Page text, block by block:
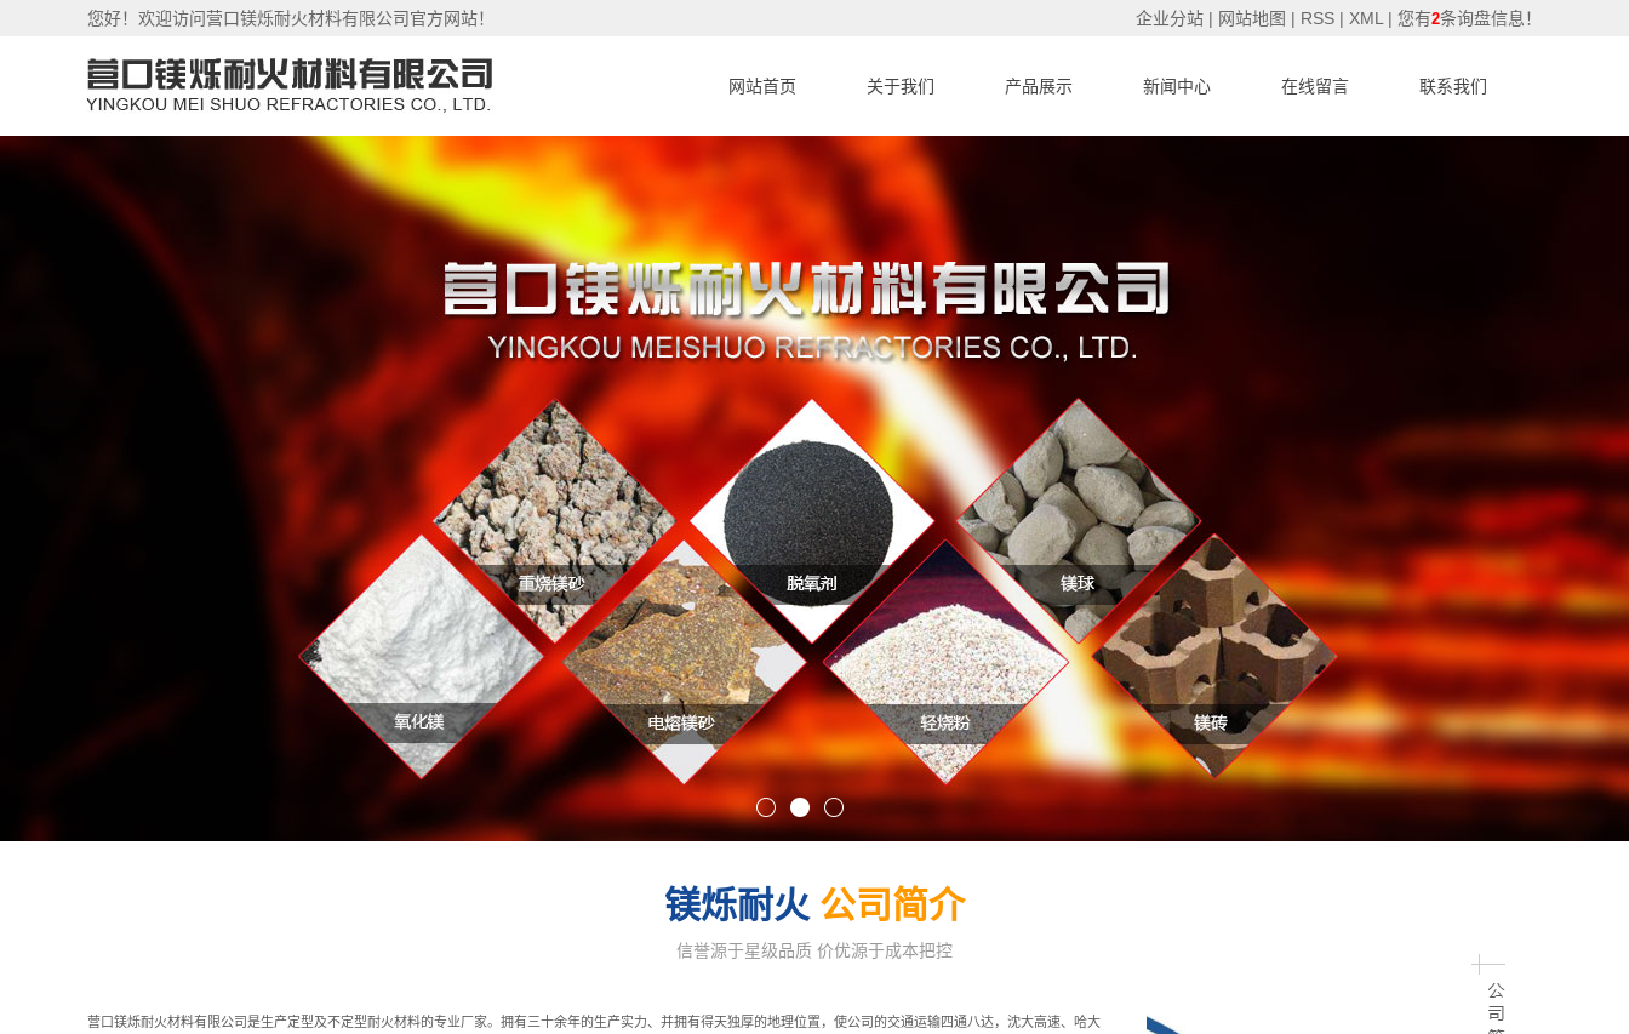
您好！欢迎访问营口镁烁耐火材料有限公司官方网站！ 企业分站 | 网站地图 | RSS | XML | 您有2条询盘信息！
网站首页 关于我们 产品展示 新闻中心 在线留言 联系我们
镁烁耐火 公司简介
信誉源于星级品质 价优源于成本把控
营口镁烁耐火材料有限公司是生产定型及不定型耐火材料的专业厂家。拥有三十余年的生产实力、并拥有得天独厚的地理位置，使公司的交通运输四通八达，沈大高速、哈大